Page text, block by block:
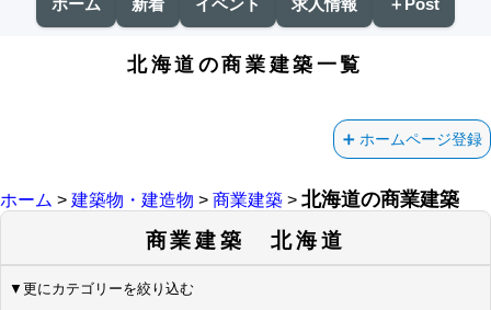
北海道の商業建築一覧
ホームページ登録
ホーム > 建築物・建造物 > 商業建築 > 北海道の商業建築
商業建築 北海道
▼更にカテゴリーを絞り込む